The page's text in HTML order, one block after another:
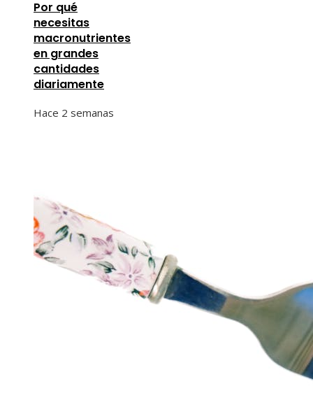
Por qué
necesitas
macronutrientes
en grandes
cantidades
diariamente
Hace 2 semanas